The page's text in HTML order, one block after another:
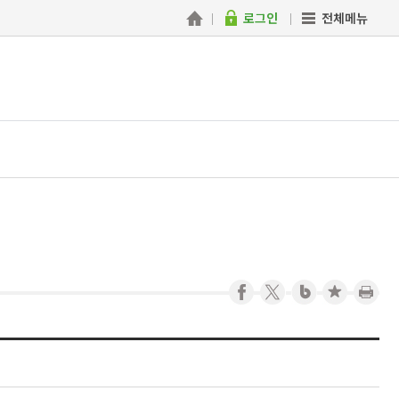
로그인 전체메뉴